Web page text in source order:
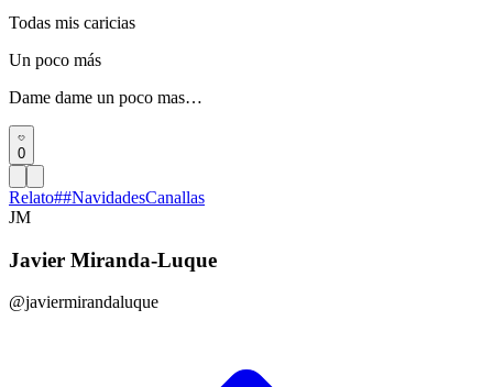
Todas mis caricias
Un poco más
Dame dame un poco mas…
0
Relato##NavidadesCanallas
JM
Javier Miranda-Luque
@javiermirandaluque